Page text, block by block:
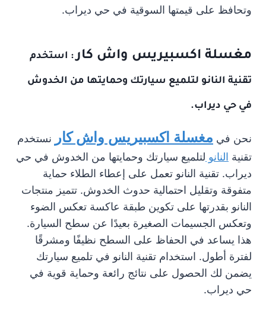
وتحافظ على قيمتها السوقية في حي ديراب.
مغسلة اكسبيريس واش كار: استخدم
تقنية النانو لتلميع سيارتك وحمايتها من الخدوش
في حي ديراب.
نحن في مغسلة اكسبيريس واش كار
نستخدم
تقنية النانو لتلميع سيارتك وحمايتها من الخدوش في حي
ديراب. تقنية النانو تعمل على إعطاء الطلاء حماية
متفوقة وتقليل احتمالية حدوث الخدوش. تتميز منتجات
النانو بقدرتها على تكوين طبقة عاكسة تعكس الضوء
وتعكس الجسيمات الصغيرة بعيدًا عن سطح السيارة.
هذا يساعد في الحفاظ على السطح نظيفًا ومشرقًا
لفترة أطول. استخدام تقنية النانو في تلميع سيارتك
يضمن لك الحصول على نتائج رائعة وحماية قوية في
حي ديراب.